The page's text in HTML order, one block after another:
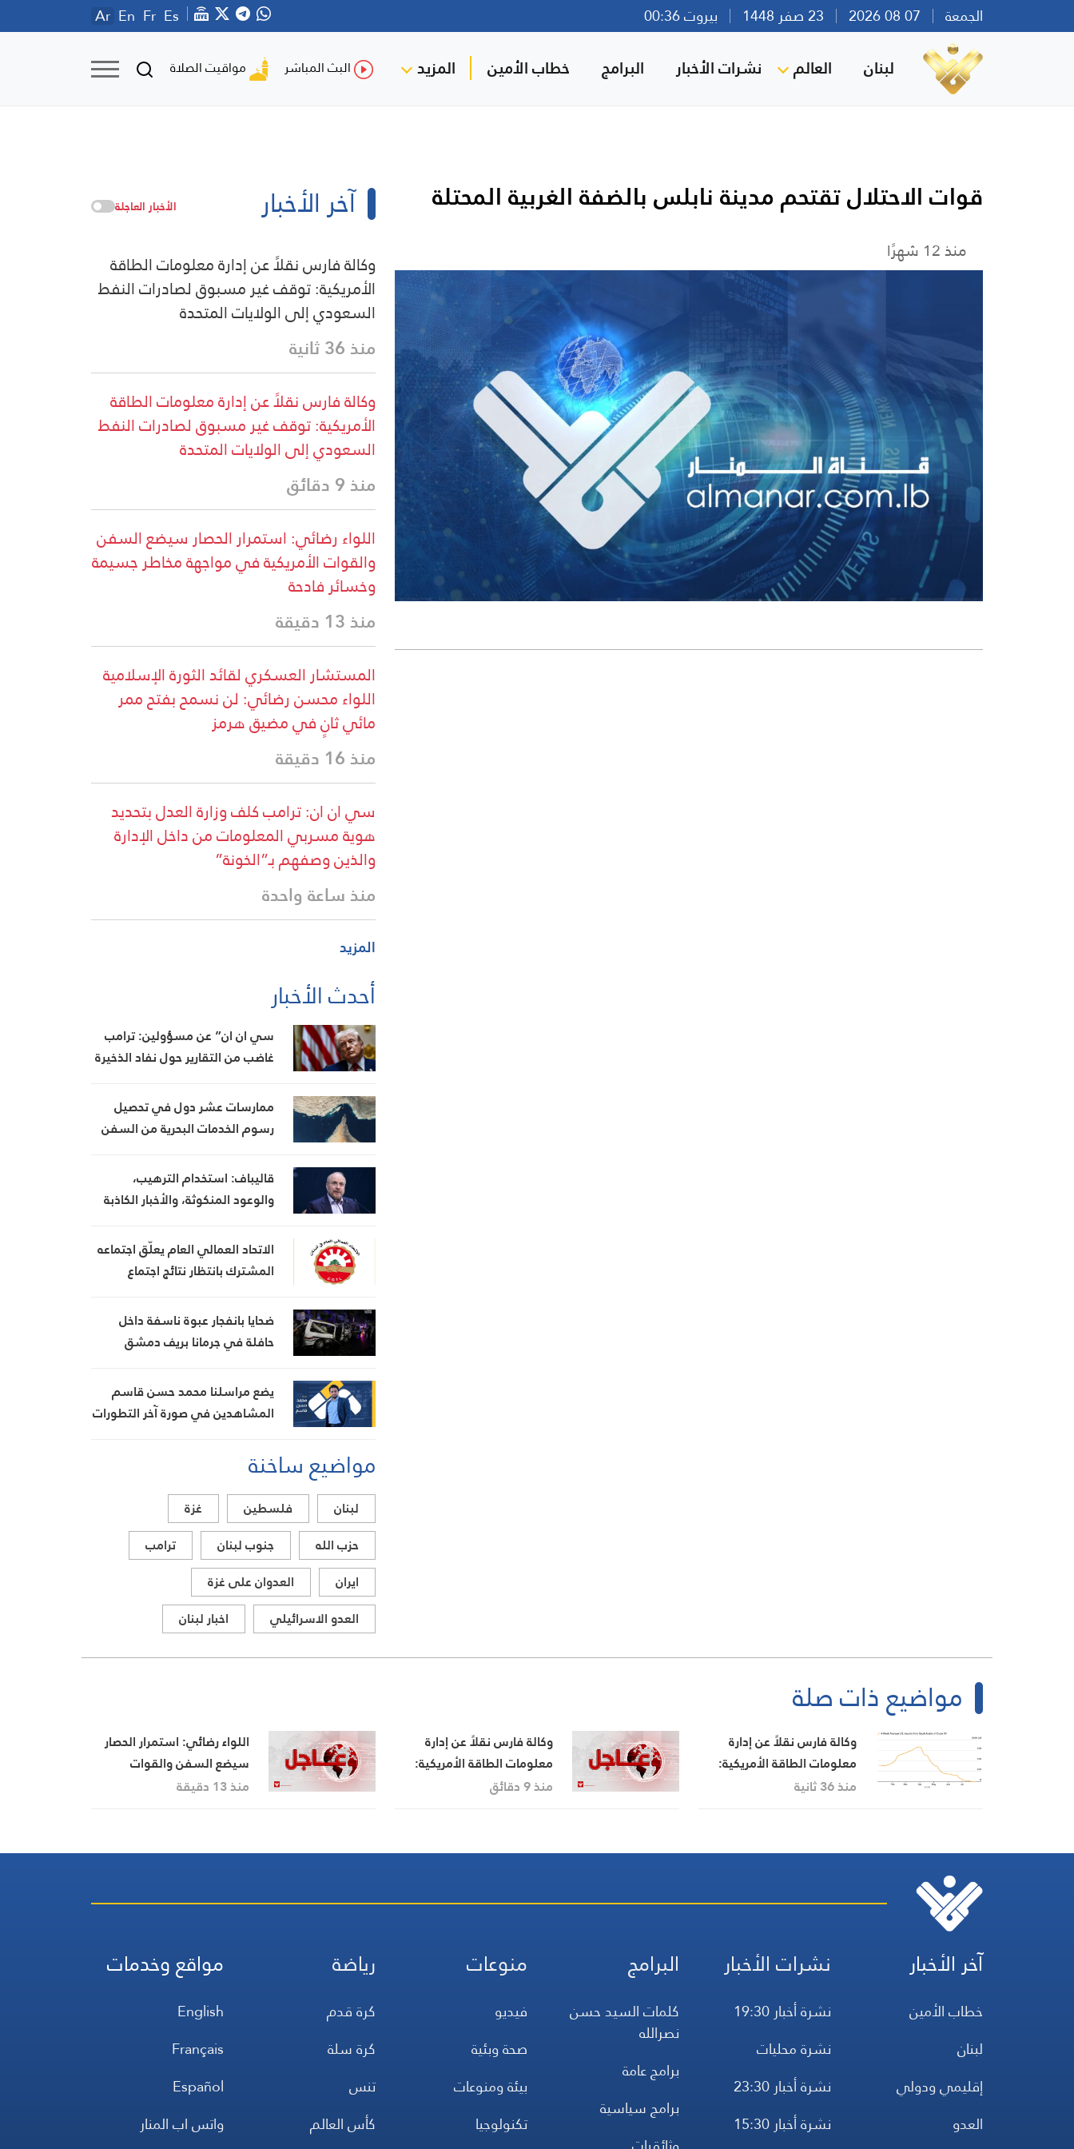
الجمعة بيروت 00:36 Ar En Fr Es
لبنان العالم نشرات الأخبار البرامج خطاب الأمين المزيد البث المباشر مواقيت الصلاة
قوات الاحتلال تقتحم مدينة نابلس بالضفة الغربية المحتلة
منذ 12 شهرًا
آخر الأخبار الأخبار العاجلة
وكالة فارس نقلاً عن إدارة معلومات الطاقة
الأمريكية: توقف غير مسبوق لصادرات النفط
السعودي إلى الولايات المتحدة
منذ 36 ثانية
وكالة فارس نقلاً عن إدارة معلومات الطاقة
الأمريكية: توقف غير مسبوق لصادرات النفط
السعودي إلى الولايات المتحدة
منذ 9 دقائق
اللواء رضائي: استمرار الحصار سيضع السفن
والقوات الأمريكية في مواجهة مخاطر جسيمة
وخسائر فادحة
منذ 13 دقيقة
المستشار العسكري لقائد الثورة الإسلامية
اللواء محسن رضائي: لن نسمح بفتح ممر
مائي ثانٍ في مضيق هرمز
منذ 16 دقيقة
سي ان ان: ⁠ترامب كلف وزارة العدل بتحديد
هوية مسربي المعلومات من داخل الإدارة
والذين وصفهم بـ”الخونة”
منذ ساعة واحدة
المزيد
أحدث الأخبار
سي ان ان” عن مسؤولين: ترامب
غاضب من التقارير حول نفاد الذخيرة
المفاوضات
ممارسات عشر دول في تحصيل
رسوم الخدمات البحرية من السفن
قاليباف: استخدام الترهيب،
والوعود المنكوثة، والأخبار الكاذبة
الاتحاد العمالي العام يعلّق اجتماعه
المشترك بانتظار نتائج اجتماع
ضحايا بانفجار عبوة ناسفة داخل
حافلة في جرمانا بريف دمشق
يضع مراسلنا محمد حسن قاسم
المشاهدين في صورة آخر التطورات
المستجدات على الساحتين
السياسية والميدانية، إلى جانب
المواقف الرسمية وأبرز التطورات
ذات الصلة بالشأنين الداخلي
والإقليمي
مواضيع ساخنة
لبنان فلسطين
غزة
حزب الله
جنوب لبنان
ترامب
ايران
العدوان على غزة
العدو الاسرائيلي
اخبار لبنان
مواضيع ذات صلة
وكالة فارس نقلاً عن إدارة
معلومات الطاقة الأمريكية:
توقف غير مسبوق لصادرات
منذ 36 ثانية
وكالة فارس نقلاً عن إدارة
معلومات الطاقة الأمريكية:
توقف غير مسبوق لصادرات
منذ 9 دقائق
اللواء رضائي: استمرار الحصار
سيضع السفن والقوات
الأمريكية في مواجهة مخاطر
منذ 13 دقيقة
آخر الأخبار
خطاب الأمين
لبنان
إقليمي ودولي
العدو
نشرات الأخبار
نشرة أخبار 19:30
نشرة محليات
نشرة أخبار 23:30
نشرة أخبار 15:30
البرامج
كلمات السيد حسن
نصرالله
برامج عامة
برامج سياسية
منوعات
فيديو
صحة وبئية
بيئة ومنوعات
تكنولوجيا
رياضة
كرة قدم
كرة سلة
تنس
كأس العالم
مواقع وخدمات
English
Français
Español
واتس اب المنار